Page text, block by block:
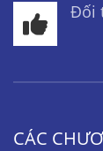
Đối
CÁC